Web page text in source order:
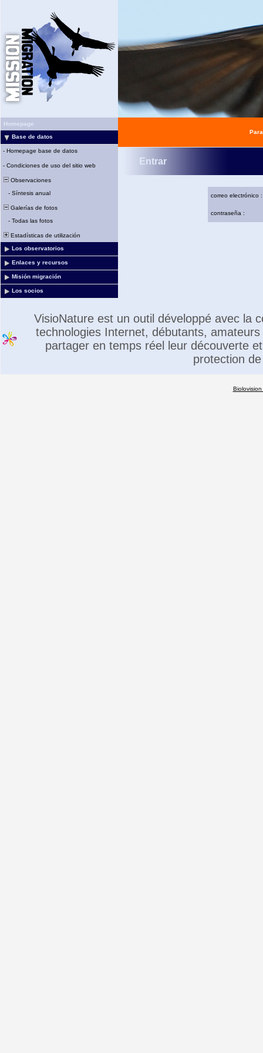
Homepage
Base de datos
- Homepage base de datos
- Condiciones de uso del sitio web
Observaciones
- Síntesis anual
Galerías de fotos
- Todas las fotos
Estadísticas de utilización
Los observatorios
Enlaces y recursos
Misión migración
Los socios
Entrar
correo electrónico :
contraseña :
VisioNature est un outil développé avec la
technologies Internet, débutants,
partager en temps réel leur découverte
protection
Biolovision